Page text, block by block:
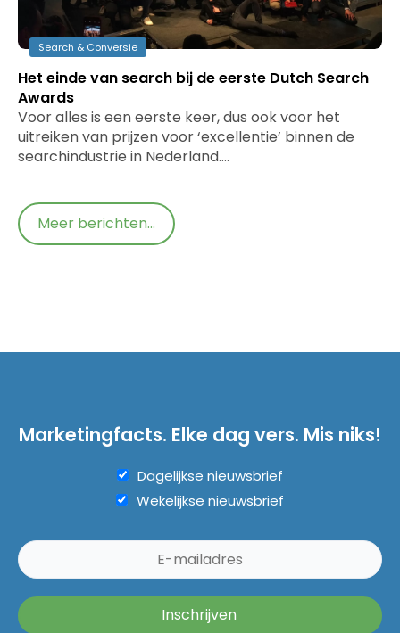
Search & Conversie
Het einde van search bij de eerste Dutch Search
Awards
Voor alles is een eerste keer, dus ook voor het
uitreiken van prijzen voor ‘excellentie’ binnen de
searchindustrie in Nederland.…
Meer berichten...
Marketingfacts. Elke dag vers. Mis niks!
Dagelijkse nieuwsbrief
Wekelijkse nieuwsbrief